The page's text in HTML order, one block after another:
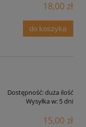
18,00 zł
do koszyka
Dostępność:duża ilość
Wysyłka w: 5 dni
15,00 zł